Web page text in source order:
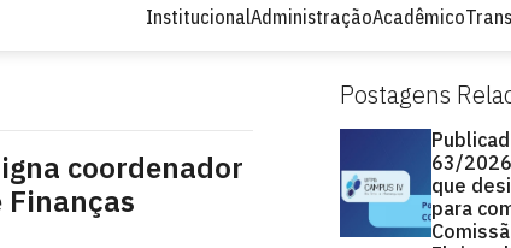
InstitucionalAdministraçãoAcadêmico
Postagens
63/2026
que
para
coordenador
Finanças